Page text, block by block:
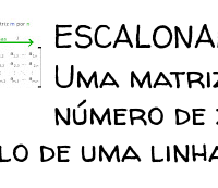
Uma
número
de uma